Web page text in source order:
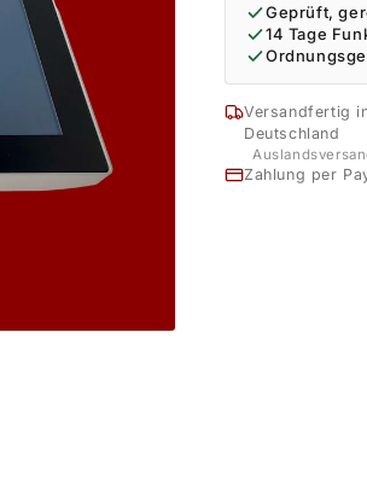
Geprüft,
14 Tage
Versandfertig
Deutschland
Zahlung per